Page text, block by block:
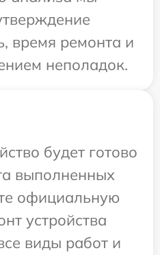
время ремонта и
неполадок.
будет готово
выполненных
официальную
устройства
виды работ и